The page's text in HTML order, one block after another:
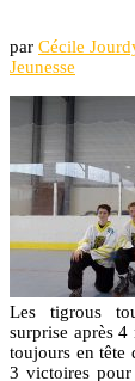
par Cécile
Jeunesse
Les tigrous
surprise après 4
toujours en tête
3 victoires